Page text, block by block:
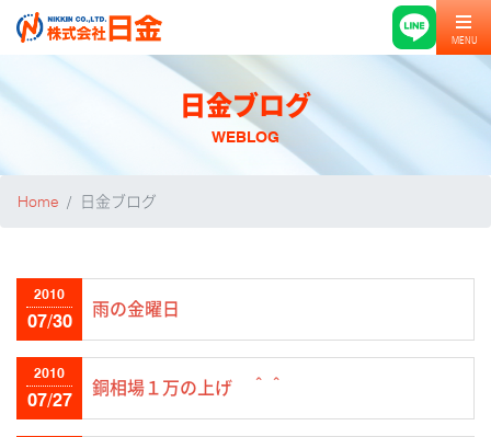
MENU
日金ブログ
WEBLOG
Home 日金ブログ
2010
07/30
雨の金曜日
2010
07/27
銅相場１万の上げ ＾＾